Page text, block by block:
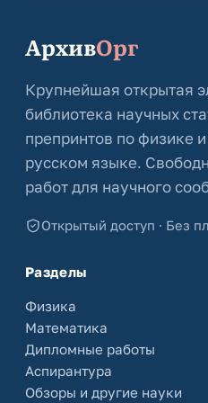
АрхивОрг
Крупнейшая открытая
библиотека научных
препринтов по физике
русском языке.
работ для научного
Открытый доступ · Без
Разделы
Физика
Математика
Дипломные работы
Аспирантура
Обзоры и другие науки